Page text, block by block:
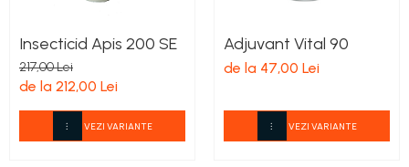
Insecticid Apis 200 SE
217,00 Lei
de la 212,00 Lei
VEZI VARIANTE
Adjuvant Vital 90
de la 47,00 Lei
VEZI VARIANTE